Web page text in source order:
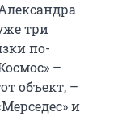
три
по-
–
объект, –
и